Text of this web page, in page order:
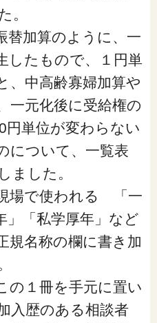
。
加算のように、一
したもので、１円単
、中高齢寡婦加算や
一元化後に受給権の
円単位が変わらない
について、一覧表
ました。
場で使われる 「一
」「私学厚年」など
規名称の欄に書き加
の１冊を手元に置い
入歴のある相談者